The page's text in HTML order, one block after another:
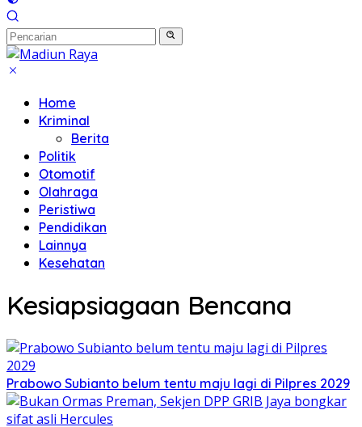
Home
Kriminal
Berita
Politik
Otomotif
Olahraga
Peristiwa
Pendidikan
Lainnya
Kesehatan
Kesiapsiagaan Bencana
Prabowo Subianto belum tentu maju lagi di Pilpres 2029